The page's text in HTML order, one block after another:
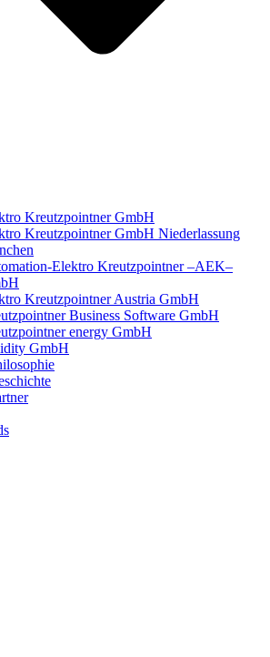
Kreutzpointner GmbH
Kreutzpointner GmbH Niederlassung
Elektro Kreutzpointner –AEK–
Kreutzpointner Austria GmbH
Business Software GmbH
energy GmbH
GmbH